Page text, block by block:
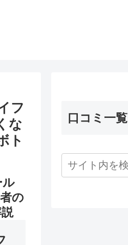
フ
な
ト
ル
の
口コミ一覧